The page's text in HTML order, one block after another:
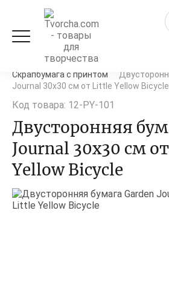
Скрапбукинг
Бумага для
Скрапбумага с принтом
Journal 30х30 см от Little Yellow Bicycle
Код товара: 12-PY-101
Двусторонняя
Journal 30х30 см
Yellow Bicycle